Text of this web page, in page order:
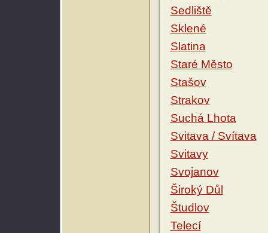
Sedliště
Sklené
Slatina
Staré Město
Stašov
Strakov
Suchá Lhota
Svitava / Svítava
Svitavy
Svojanov
Široký Důl
Študlov
Telecí